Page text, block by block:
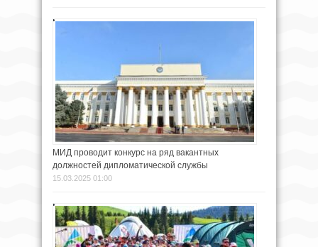
МИД проводит конкурс на ряд вакантных
должностей дипломатической службы
15.03.2025 01:00